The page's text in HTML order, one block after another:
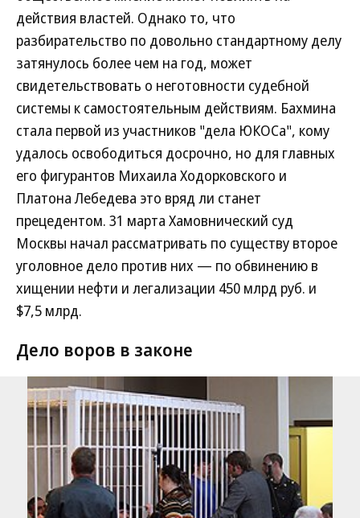
действия властей. Однако то, что
разбирательство по довольно стандартному делу
затянулось более чем на год, может
свидетельствовать о неготовности судебной
системы к самостоятельным действиям. Бахмина
стала первой из участников "дела ЮКОСа", кому
удалось освободиться досрочно, но для главных
его фигурантов Михаила Ходорковского и
Платона Лебедева это вряд ли станет
прецедентом. 31 марта Хамовнический суд
Москвы начал рассматривать по существу второе
уголовное дело против них — по обвинению в
хищении нефти и легализации 450 млрд руб. и
$7,5 млрд.
Дело воров в законе